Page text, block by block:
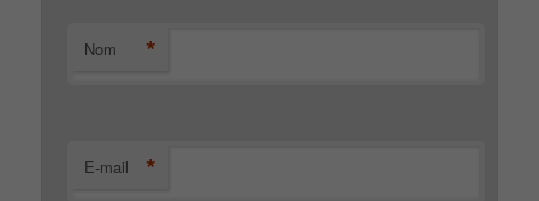
Nom *
E-mail *